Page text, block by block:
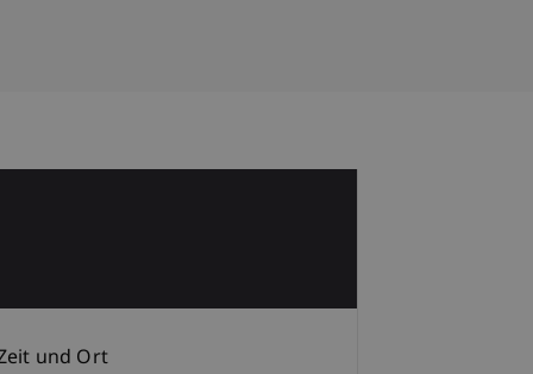
und Ort